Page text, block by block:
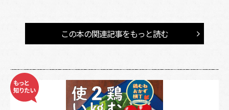
この本の関連記事をもっと読む